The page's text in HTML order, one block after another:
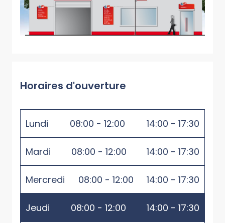
Horaires d'ouverture
Lundi 08:00 - 12:00 14:00 - 17:30
Mardi 08:00 - 12:00 14:00 - 17:30
Mercredi 08:00 - 12:00 14:00 - 17:30
Jeudi 08:00 - 12:00 14:00 - 17:30